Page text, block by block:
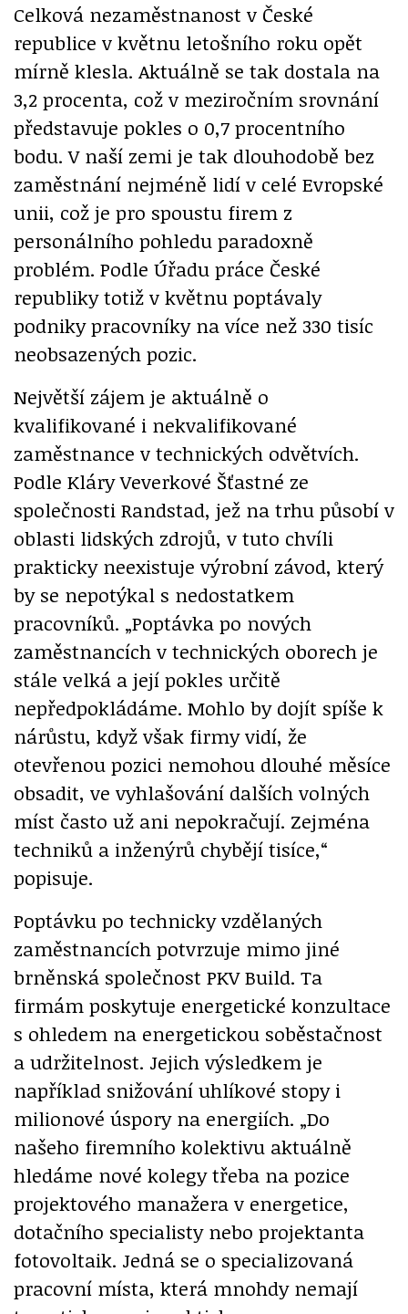
Celková nezaměstnanost v České
republice v květnu letošního roku opět
mírně klesla. Aktuálně se tak dostala na
3,2 procenta, což v meziročním srovnání
představuje pokles o 0,7 procentního
bodu. V naší zemi je tak dlouhodobě bez
zaměstnání nejméně lidí v celé Evropské
unii, což je pro spoustu firem z
personálního pohledu paradoxně
problém. Podle Úřadu práce České
republiky totiž v květnu poptávaly
podniky pracovníky na více než 330 tisíc
neobsazených pozic.
Největší zájem je aktuálně o
kvalifikované i nekvalifikované
zaměstnance v technických odvětvích.
Podle Kláry Veverkové Šťastné ze
společnosti Randstad, jež na trhu působí v
oblasti lidských zdrojů, v tuto chvíli
prakticky neexistuje výrobní závod, který
by se nepotýkal s nedostatkem
pracovníků. „Poptávka po nových
zaměstnancích v technických oborech je
stále velká a její pokles určitě
nepředpokládáme. Mohlo by dojít spíše k
nárůstu, když však firmy vidí, že
otevřenou pozici nemohou dlouhé měsíce
obsadit, ve vyhlašování dalších volných
míst často už ani nepokračují. Zejména
techniků a inženýrů chybějí tisíce,“
popisuje.
Poptávku po technicky vzdělaných
zaměstnancích potvrzuje mimo jiné
brněnská společnost PKV Build. Ta
firmám poskytuje energetické konzultace
s ohledem na energetickou soběstačnost
a udržitelnost. Jejich výsledkem je
například snižování uhlíkové stopy i
milionové úspory na energiích. „Do
našeho firemního kolektivu aktuálně
hledáme nové kolegy třeba na pozice
projektového manažera v energetice,
dotačního specialisty nebo projektanta
fotovoltaik. Jedná se o specializovaná
pracovní místa, která mnohdy nemají